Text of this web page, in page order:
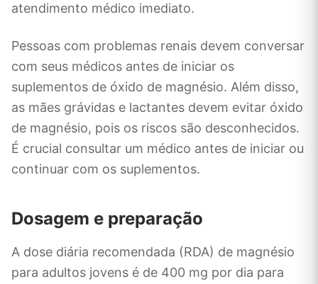
atendimento médico imediato.
Pessoas com problemas renais devem conversar
com seus médicos antes de iniciar os
suplementos de óxido de magnésio. Além disso,
as mães grávidas e lactantes devem evitar óxido
de magnésio, pois os riscos são desconhecidos.
É crucial consultar um médico antes de iniciar ou
continuar com os suplementos.
Dosagem e preparação
A dose diária recomendada (RDA) de magnésio
para adultos jovens é de 400 mg por dia para